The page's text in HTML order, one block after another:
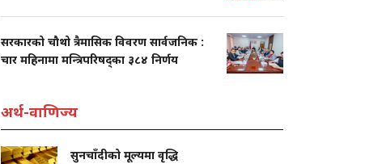
सरकारको चौथो त्रैमासिक विवरण सार्वजनिक :
चार महिनामा मन्त्रिपरिषद्का ३८४ निर्णय
अर्थ-वाणिज्य
सुनचाँदीको मूल्यमा वृद्धि